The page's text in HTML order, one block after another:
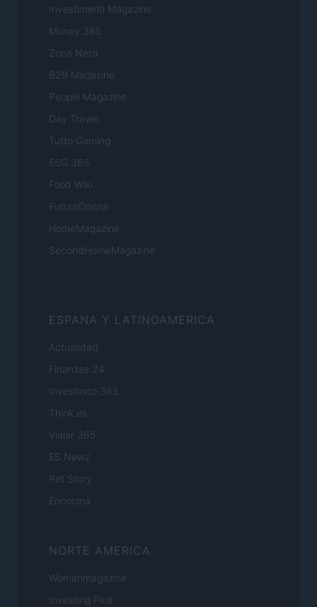
Investimenti Magazine
Money 365
Zona Nerd
B2B Magazine
People Magazine
Day Travel
Tutto Gaming
ESG 365
Food Wiki
FuturoDonna
HomeMagazine
SecondHomeMagazine
ESPANA Y LATINOAMERICA
Actualidad
Finanzas 24
Investindo 365
Think.es
Viajar 365
ES Newz
Pet Story
Encocina
NORTE AMERICA
Womanmagazine
Investing Plus